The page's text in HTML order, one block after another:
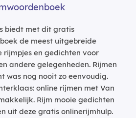
biedt met dit gratis
de meest uitgebreide
rijmpjes en gedichten voor
andere gelegenheden. Rijmen
was nog nooit zo eenvoudig.
online rijmen met Van
Rijm mooie gedichten
uit deze gratis onlinerijmhulp.